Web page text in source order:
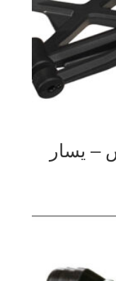
– يسار